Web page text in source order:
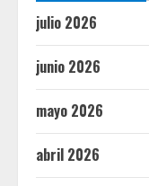
julio 2026
junio 2026
mayo 2026
abril 2026